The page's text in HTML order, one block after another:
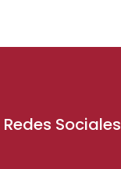
Redes Sociales